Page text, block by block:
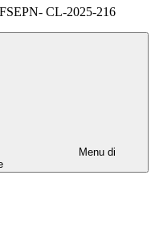
CL-2025-216
Menu di